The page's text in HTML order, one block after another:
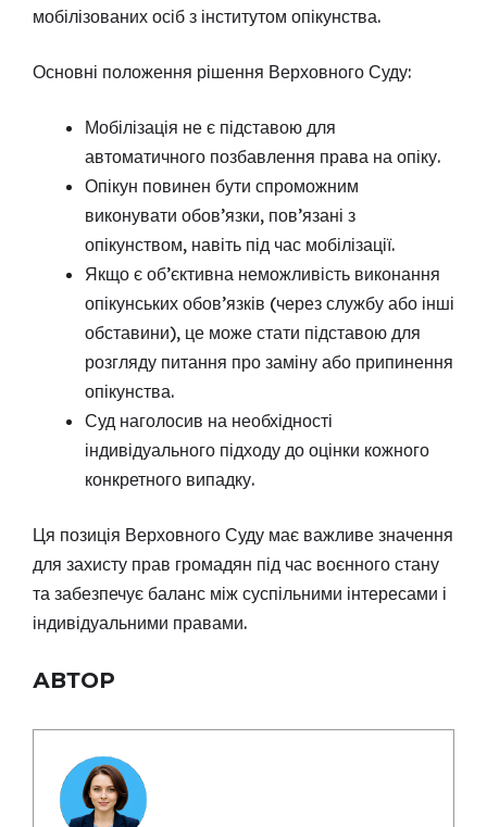
мобілізованих осіб з інститутом опікунства.
Основні положення рішення Верховного Суду:
Мобілізація не є підставою для
автоматичного позбавлення права на опіку.
Опікун повинен бути спроможним
виконувати обов’язки, пов’язані з
опікунством, навіть під час мобілізації.
Якщо є об’єктивна неможливість виконання
опікунських обов’язків (через службу або інші
обставини), це може стати підставою для
розгляду питання про заміну або припинення
опікунства.
Суд наголосив на необхідності
індивідуального підходу до оцінки кожного
конкретного випадку.
Ця позиція Верховного Суду має важливе значення
для захисту прав громадян під час воєнного стану
та забезпечує баланс між суспільними інтересами і
індивідуальними правами.
АВТОР